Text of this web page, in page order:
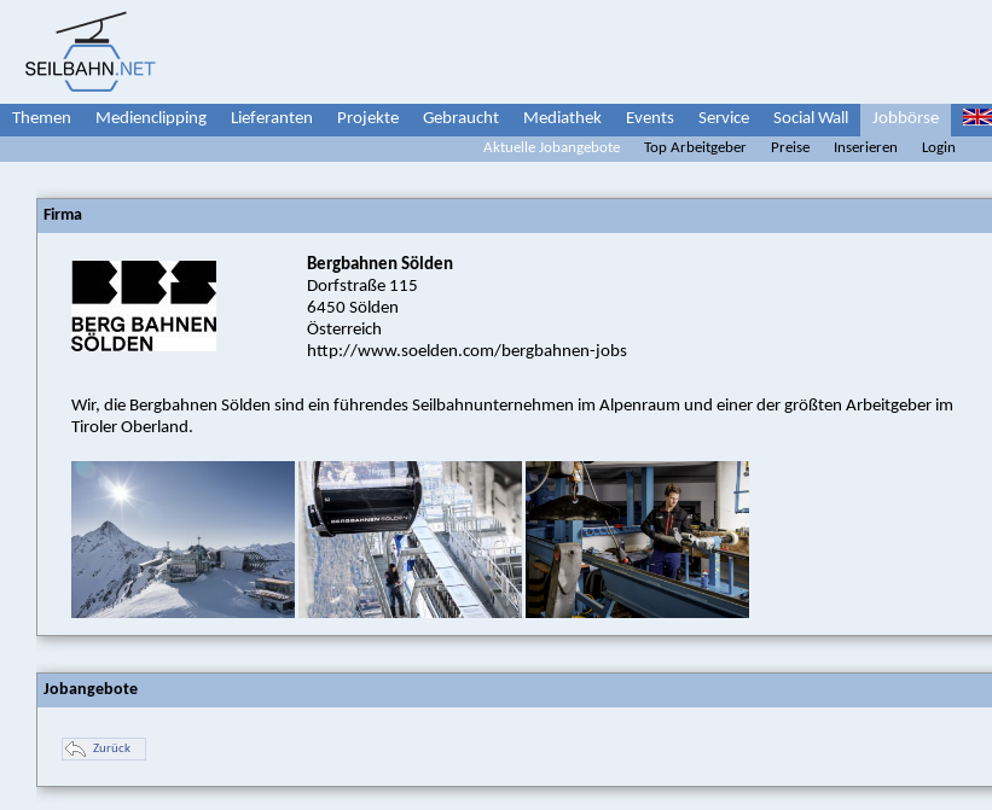
Themen Medienclipping Lieferanten Projekte Gebraucht Mediathek Events Service Social Wall Jobbörse
Aktuelle Jobangebote Top Arbeitgeber Preise Inserieren Login
Firma
Bergbahnen Sölden
Dorfstraße 115
6450 Sölden
Österreich
http://www.soelden.com/bergbahnen-jobs
Wir, die Bergbahnen Sölden sind ein führendes Seilbahnunternehmen im Alpenraum und einer der größten Arbeitgeber im
Tiroler Oberland.
Jobangebote
Zurück